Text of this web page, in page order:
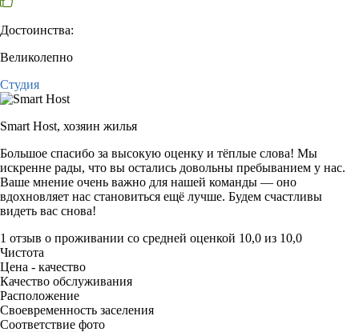
Достоинства:
Великолепно
Студия
Smart Host, хозяин жилья
Большое спасибо за высокую оценку и тёплые слова! Мы
искренне рады, что вы остались довольны пребыванием у нас.
Ваше мнение очень важно для нашей команды — оно
вдохновляет нас становиться ещё лучше. Будем счастливы
видеть вас снова!
1 отзыв о проживании со средней оценкой 10,0 из 10,0
Чистота
Цена - качество
Качество обслуживания
Расположение
Своевременность заселения
Соответствие фото